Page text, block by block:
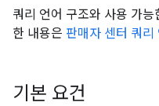
쿼리 언어 구조와 사용 가능
한 내용은 판매자 센터 쿼리
기본 요건